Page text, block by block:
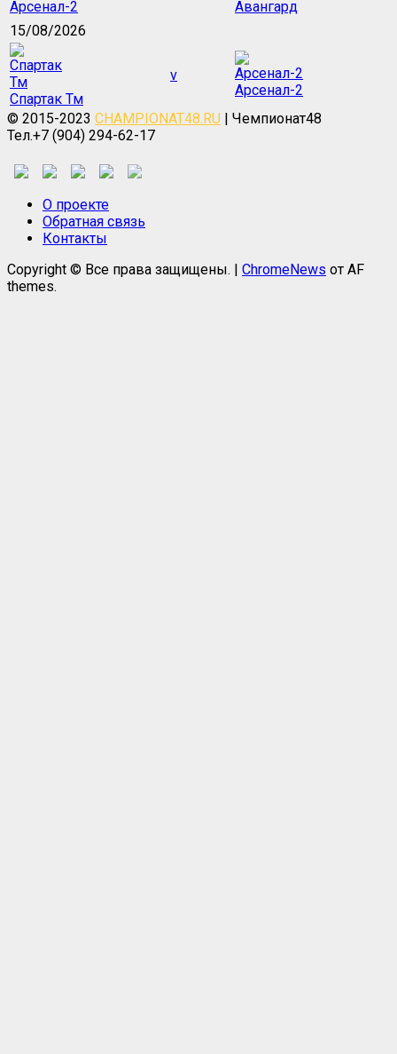
Арсенал-2
Авангард
15/08/2026
Спартак Тм
v
Арсенал-2
© 2015-2023 CHAMPIONAT48.RU | Чемпионат48
Тел.+7 (904) 294-62-17
О проекте
Обратная связь
Контакты
Copyright © Все права защищены. | ChromeNews от AF
themes.